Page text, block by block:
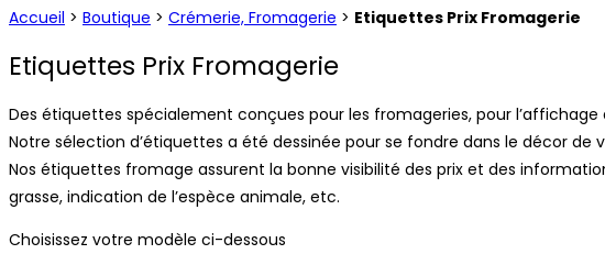
Accueil > Boutique > Crémerie, Fromagerie > Etiquettes Prix Fromagerie
Etiquettes Prix Fromagerie
Des étiquettes spécialement conçues pour les fromageries, pour
Notre sélection d’étiquettes a été dessinée pour se fondre dans le décor
Nos étiquettes fromage assurent la bonne visibilité des prix et des
grasse, indication de l’espèce animale, etc.
Choisissez votre modèle ci-dessous